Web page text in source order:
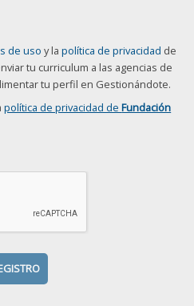
de uso y lapolítica de privacidad de
tu curriculum a las agencias de
tu perfil en Gestionándote.
política de privacidad deFundación